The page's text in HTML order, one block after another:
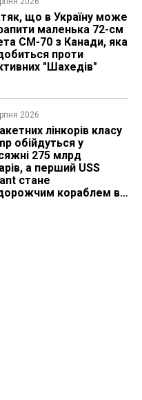
що в Україну може
маленька 72-см
CM-70 з Канади, яка
проти
"Шахедів"
2026
лінкорів класу
обійдуться у
275 млрд
а перший USS
стане
кораблем в